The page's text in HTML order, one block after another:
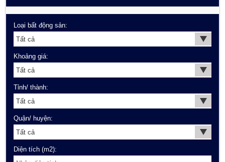
Loại bất động sản:
Khoảng giá:
Tỉnh/ thành:
Quận/ huyện:
Diện tích (m2):